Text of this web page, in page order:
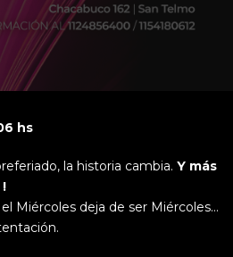
hs
la historia cambia. Y más
el Miércoles deja de ser Miércoles…